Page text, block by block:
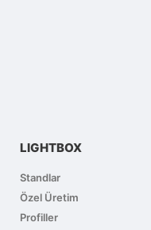
pahalı.
olmalı.
LIGHTBOX
Standlar
Özel Üretim
Profiller